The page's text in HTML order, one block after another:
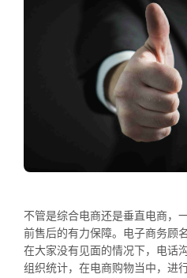
不管是综合电商还是垂直电商，
前售后的有力保障。电子商务顾
在大家没有见面的情况下，电话
组织统计，在电商购物当中，进